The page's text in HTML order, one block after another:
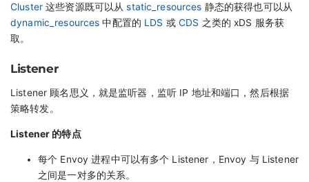
Cluster这些资源既可以从static_resources 静态的获得也可以从
dynamic_resources 中配置的 LDS 或CDS 之类的 xDS 服务获
取。
Listener
Listener 顾名思义，就是监听器，监听 IP 地址和端口，然后根据
策略转发。
Listener 的特点
每个 Envoy 进程中可以有多个 Listener，Envoy 与 Listener
之间是一对多的关系。